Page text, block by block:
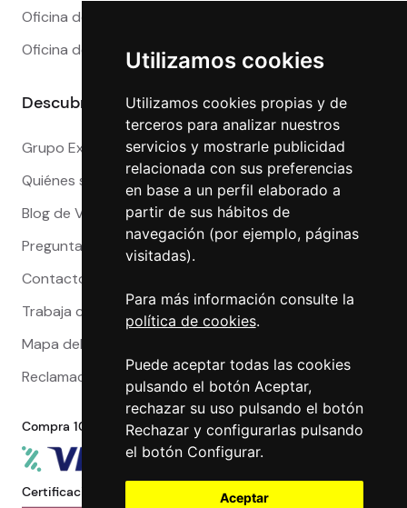
Utilizamos cookies
Utilizamos cookies propias y de
terceros para analizar nuestros
servicios y mostrarle publicidad
relacionada con sus preferencias
en base a un perfil elaborado a
partir de sus hábitos de
navegación (por ejemplo, páginas
visitadas).
Para más información consulte la
política de cookies.
Puede aceptar todas las cookies
pulsando el botón Aceptar,
rechazar su uso pulsando el botón
Rechazar y configurarlas pulsando
el botón Configurar.
Aceptar
Oficina de Cambio en Sevilla
Oficina de Cambio en Valencia
Descubre más
Grupo Exact
Quiénes somos
Blog de Viajeros
Preguntas Frecuentes
Contacto
Trabaja con nosotros
Mapa del sitio
Reclamaciones
Compra 100% segura
Certificaciones